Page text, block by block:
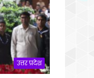
उत्तर प्रदेश